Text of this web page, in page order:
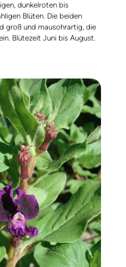
dunkelroten bis
Blüten. Die beiden
groß und mausohrartig, die
Blütezeit Juni bis August.